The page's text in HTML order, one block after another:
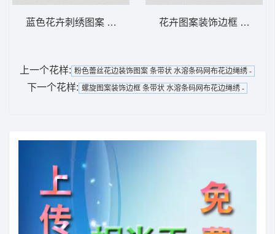
蓝色花卉刺绣图案 条带状 水溶条码网布花边
花卉图案装饰边框 条带状
上一个花样: 粉色蕾丝花边装饰图案 条带状 水溶条码网布花边绳绣 -
下一个花样: 螺旋图案装饰边框 条带状 水溶条码网布花边绳绣 -